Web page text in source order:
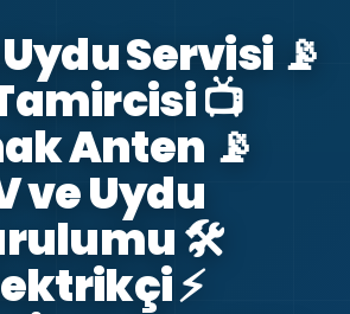
Servisi 📡
📺
Anten 📡
ve Uydu
🛠️
⚡